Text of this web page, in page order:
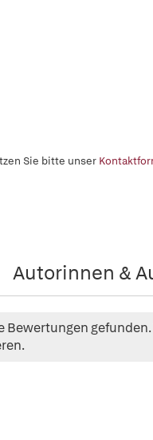
Sie bitte unser
Autorinnen &
Bewertungen